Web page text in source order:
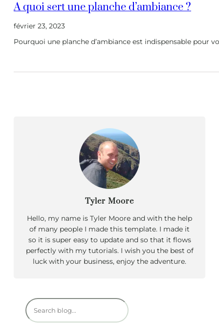
A quoi sert une planche d’ambiance ?
février 23, 2023
Pourquoi une planche d’ambiance est indispensable pour
Tyler Moore
Hello, my name is Tyler Moore and with the help
of many people I made this template. I made it
so it is super easy to update and so that it flows
perfectly with my tutorials. I wish you the best of
luck with your business, enjoy the adventure.
R
e